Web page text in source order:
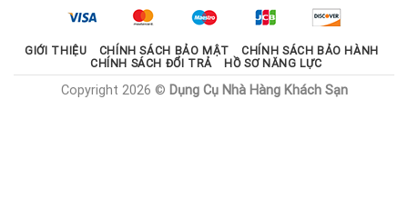
1.785.000 ₫.
GIỚI THIỆU CHÍNH SÁCH BẢO MẬT
CHÍNH SÁCH BẢO HÀNH
CHÍNH SÁCH ĐỔI TRẢ
HỒ SƠ NĂNG LỰC
Copyright 2026 © Dụng Cụ Nhà Hàng Khách Sạn